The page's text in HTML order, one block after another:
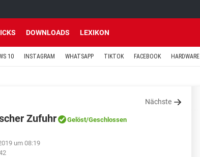
DOWNLOADS LEXIKON
10 INSTAGRAM WHATSAPP TIKTOK FACEBOOK HARDWARE
Nächste
Zufuhr Gelöst/Geschlossen
um 08:19